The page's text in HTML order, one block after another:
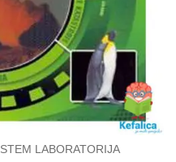
STEM LABORATORIJA